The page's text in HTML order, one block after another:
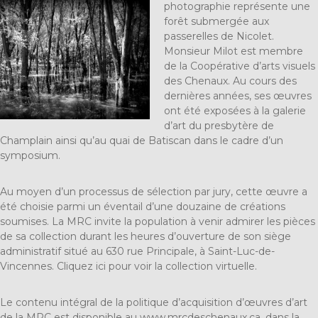
photographie représente une
forêt submergée aux
passerelles de Nicolet.
Monsieur Milot est membre
de la Coopérative d’arts visuels
des Chenaux. Au cours des
dernières années, ses œuvres
ont été exposées à la galerie
d’art du presbytère de
Champlain ainsi qu’au quai de Batiscan dans le cadre d’un
symposium.
Au moyen d’un processus de sélection par jury, cette œuvre a
été choisie parmi un éventail d’une douzaine de créations
soumises. La MRC invite la population à venir admirer les pièces
de sa collection durant les heures d’ouverture de son siège
administratif situé au 630 rue Principale, à Saint-Luc-de-
Vincennes. Cliquez ici pour voir la collection virtuelle.
Le contenu intégral de la politique d’acquisition d’œuvres d’art